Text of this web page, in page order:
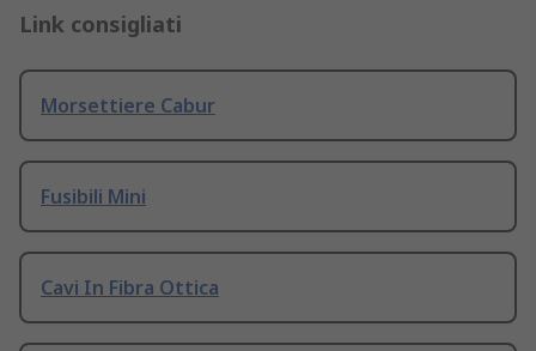
Link consigliati
Morsettiere Cabur
Fusibili Mini
Cavi In Fibra Ottica